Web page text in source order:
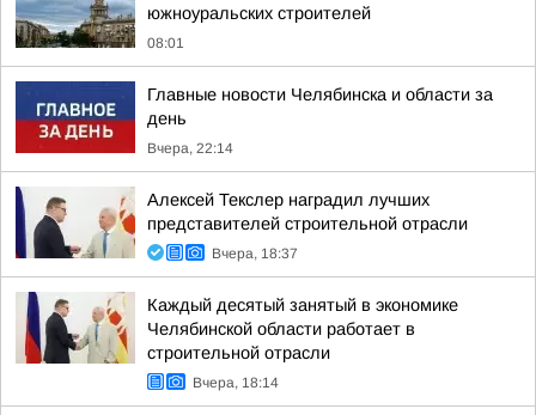
южноуральских строителей
08:01
Главные новости Челябинска и области за
день
Вчера, 22:14
Алексей Текслер наградил лучших
представителей строительной отрасли
Вчера, 18:37
Каждый десятый занятый в экономике
Челябинской области работает в
строительной отрасли
Вчера, 18:14